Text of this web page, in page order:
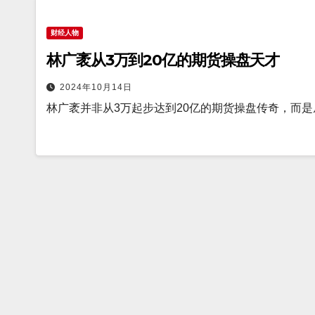
财经人物
林广袤从3万到20亿的期货操盘天才
2024年10月14日
林广袤并非从3万起步达到20亿的期货操盘传奇，而